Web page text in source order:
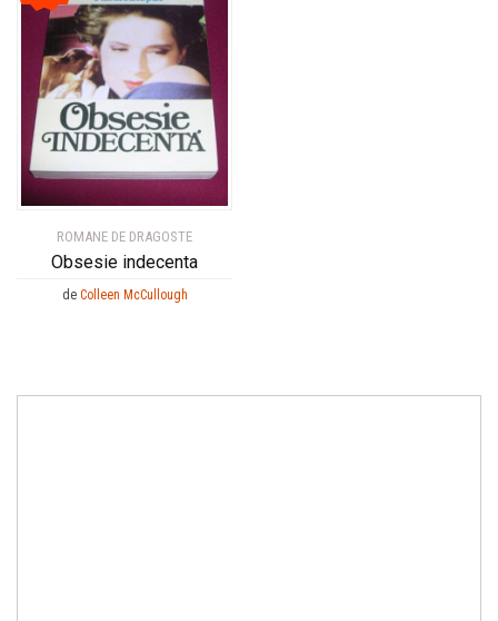
ROMANE DE DRAGOSTE
Obsesie indecenta
de Colleen McCullough